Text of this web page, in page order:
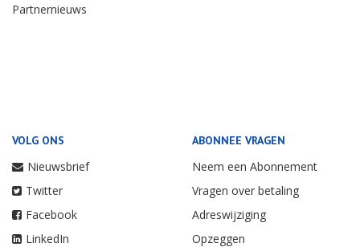
Partnernieuws
VOLG ONS
Nieuwsbrief
Twitter
Facebook
LinkedIn
ABONNEE VRAGEN
Neem een Abonnement
Vragen over betaling
Adreswijziging
Opzeggen